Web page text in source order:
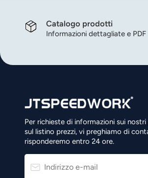
Catalogo prodotti
Informazioni dettagliate e PDF
Per richieste di informazioni sui
sul listino prezzi, vi preghiamo di
risponderemo entro 24 ore.